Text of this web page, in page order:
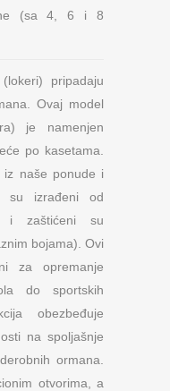
(sa 4, 6 i 8
pripadaju
Ovaj model
je namenjen
po kasetama.
iz naše ponude i
su izrađeni od
i zaštićeni su
bojama). Ovi
za opremanje
do sportskih
obezbeđuje
na spoljašnje
ormana.
otvorima, a